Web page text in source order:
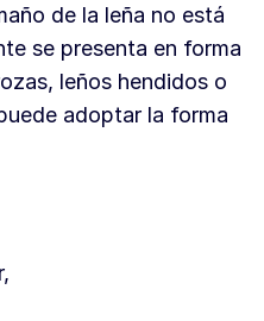
de la leña no está
se presenta en forma
leños hendidos o
adoptar la forma